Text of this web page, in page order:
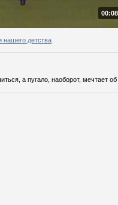
детства
а пугало, наоборот, мечтает